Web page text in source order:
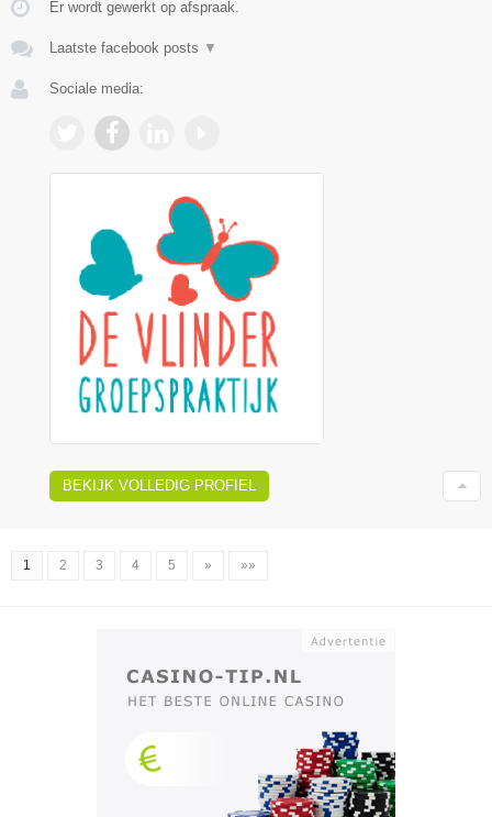
Er wordt gewerkt op afspraak.
Laatste facebook posts ▼
Sociale media:
BEKIJK VOLLEDIG PROFIEL
1 2 3 4 5 » »»